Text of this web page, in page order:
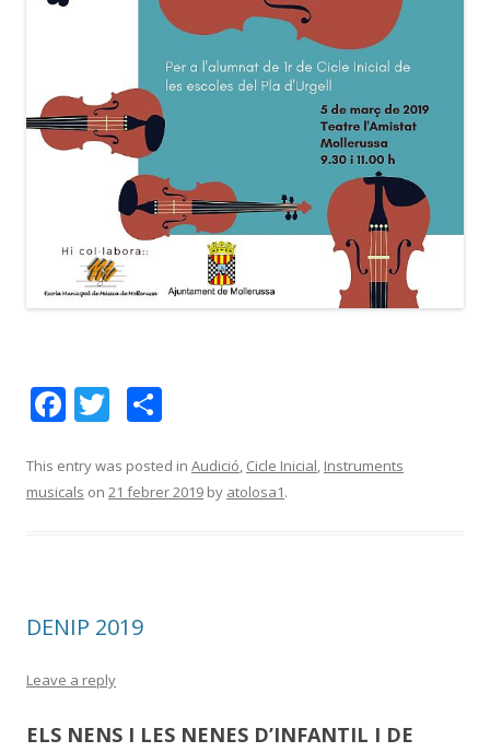
F
e
b
k
T
itt
er
m
p
This entry was posted in Audició, Cicle Inicial, Instruments
musicals on 21 febrer 2019 by atolosa1.
DENIP 2019
Leave a reply
ELS NENS I LES NENES D’INFANTIL I DE